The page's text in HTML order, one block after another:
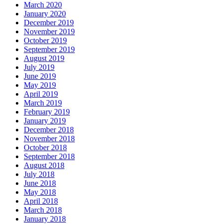
March 2020
January 2020
December 2019
November 2019
October 2019
September 2019
August 2019
July 2019
June 2019
May 2019
April 2019
March 2019
February 2019
January 2019
December 2018
November 2018
October 2018
September 2018
August 2018
July 2018
June 2018
May 2018
April 2018
March 2018
January 2018